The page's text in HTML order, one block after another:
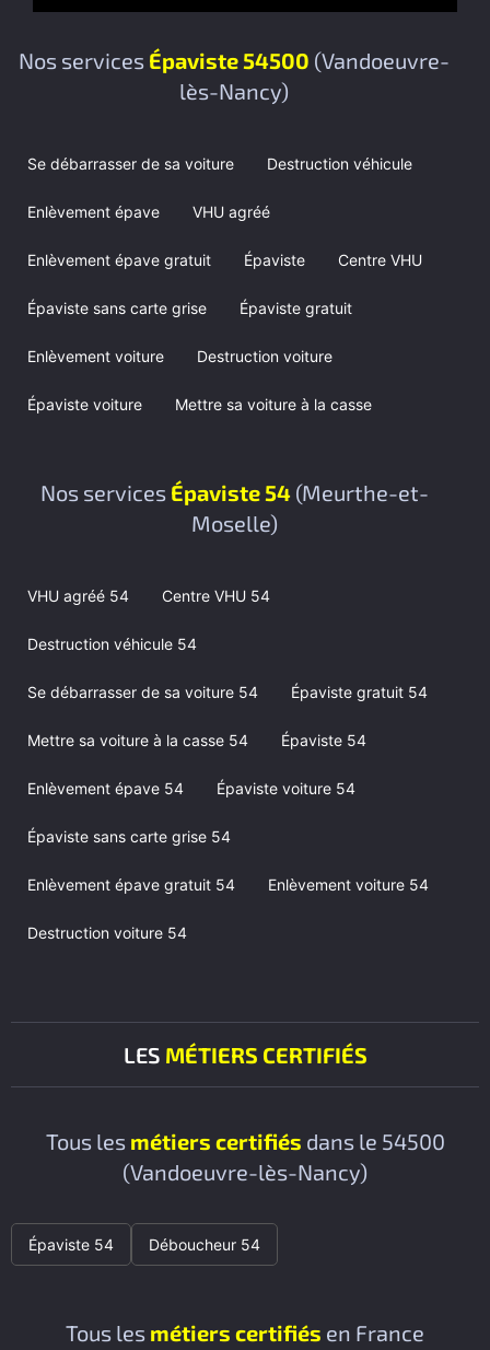
Nos services Épaviste 54500 (Vandoeuvre-
lès-Nancy)
Se débarrasser de sa voiture Destruction véhicule
Enlèvement épave VHU agréé
Enlèvement épave gratuit Épaviste Centre VHU
Épaviste sans carte grise Épaviste gratuit
Enlèvement voiture Destruction voiture
Épaviste voiture Mettre sa voiture à la casse
Nos services Épaviste 54 (Meurthe-et-
Moselle)
VHU agréé 54 Centre VHU 54
Destruction véhicule 54
Se débarrasser de sa voiture 54 Épaviste gratuit 54
Mettre sa voiture à la casse 54 Épaviste 54
Enlèvement épave 54 Épaviste voiture 54
Épaviste sans carte grise 54
Enlèvement épave gratuit 54 Enlèvement voiture 54
Destruction voiture 54
LES MÉTIERS CERTIFIÉS
Tous les métiers certifiés dans le 54500
(Vandoeuvre-lès-Nancy)
Épaviste 54 Déboucheur 54
Tous les métiers certifiés en France